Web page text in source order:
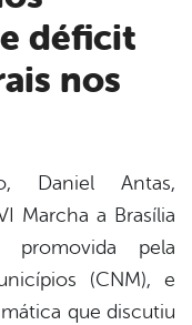
déficit
nos
Daniel Antas,
Marcha a Brasília
promovida pela
(CNM), e
que discutiu